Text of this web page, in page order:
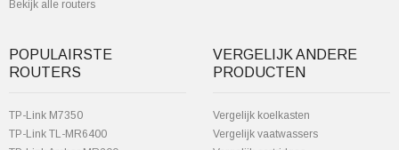
Bekijk alle routers
POPULAIRSTE
ROUTERS
TP-Link M7350
TP-Link TL-MR6400
VERGELIJK ANDERE
PRODUCTEN
Vergelijk koelkasten
Vergelijk vaatwassers